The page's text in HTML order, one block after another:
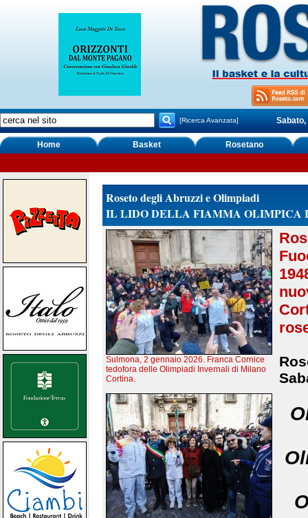
[Ricerca Avanzata] Sabato,
Home Basket Rosetano
Roseto degli Abruzzi e Olimpiadi
IL LIDO DELLA FIAMMA OLIMPICA
Sulmona, 2 gennaio 2026. Franca Cornice
tedofora delle Olimpiadi Invernali di Milano
Cortina.